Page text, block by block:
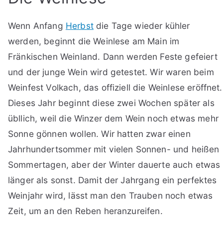
Wenn Anfang Herbstdie Tage wieder kühler
werden, beginnt die Weinlese am Main im
Fränkischen Weinland. Dann werden Feste gefeiert
und der junge Wein wird getestet. Wir waren beim
Weinfest Volkach, das offiziell die Weinlese eröffnet.
Dieses Jahr beginnt diese zwei Wochen später als
übllich, weil die Winzer dem Wein noch etwas mehr
Sonne gönnen wollen. Wir hatten zwar einen
Jahrhundertsommer mit vielen Sonnen- und heißen
Sommertagen, aber der Winter dauerte auch etwas
länger als sonst. Damit der Jahrgang ein perfektes
Weinjahr wird, lässt man den Trauben noch etwas
Zeit, um an den Reben heranzureifen.